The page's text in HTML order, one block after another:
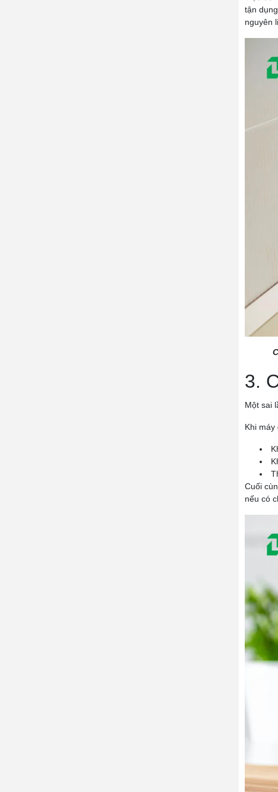
tận
nguyên
3.
Một sai
Khi máy
Cuối
nếu có